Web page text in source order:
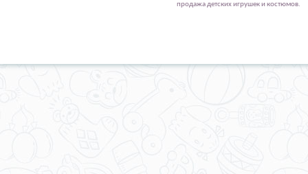
продажа детских игрушек и костюмов.